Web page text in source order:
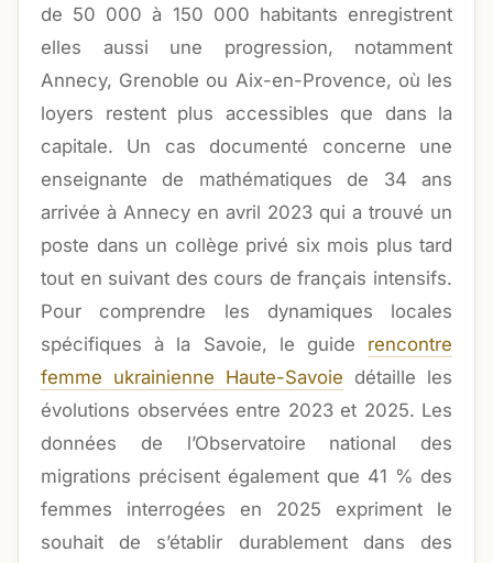
de 50 000 à 150 000 habitants enregistrent
elles aussi une progression, notamment
Annecy, Grenoble ou Aix-en-Provence, où les
loyers restent plus accessibles que dans la
capitale. Un cas documenté concerne une
enseignante de mathématiques de 34 ans
arrivée à Annecy en avril 2023 qui a trouvé un
poste dans un collège privé six mois plus tard
tout en suivant des cours de français intensifs.
Pour comprendre les dynamiques locales
spécifiques à la Savoie, le guide rencontre
femme ukrainienne Haute-Savoie détaille les
évolutions observées entre 2023 et 2025. Les
données de l’Observatoire national des
migrations précisent également que 41 % des
femmes interrogées en 2025 expriment le
souhait de s’établir durablement dans des